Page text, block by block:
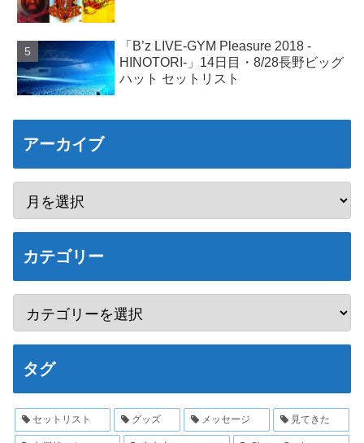
「B’z LIVE-GYM Pleasure 2018 -
HINOTORI-」14日目・8/28長野ビッグ
ハット セットリスト
アーカイブ
カテゴリー
タグ
セットリスト グッズ メッセージ 見てきた